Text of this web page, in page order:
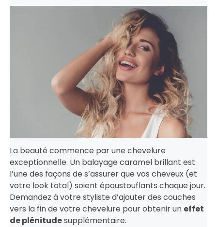
La beauté commence par une chevelure
exceptionnelle. Un balayage caramel brillant est
l’une des façons de s’assurer que vos cheveux (et
votre look total) soient époustouflants chaque jour.
Demandez à votre styliste d’ajouter des couches
vers la fin de votre chevelure pour obtenir un effet
de plénitudesupplémentaire.